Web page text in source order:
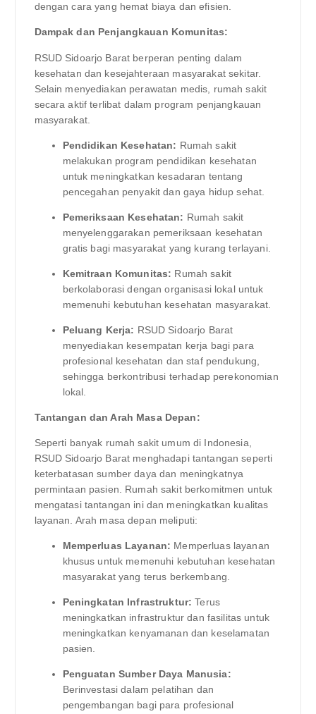
dengan cara yang hemat biaya dan efisien.
Dampak dan Penjangkauan Komunitas:
RSUD Sidoarjo Barat berperan penting dalam
kesehatan dan kesejahteraan masyarakat sekitar.
Selain menyediakan perawatan medis, rumah sakit
secara aktif terlibat dalam program penjangkauan
masyarakat.
Pendidikan Kesehatan: Rumah sakit
melakukan program pendidikan kesehatan
untuk meningkatkan kesadaran tentang
pencegahan penyakit dan gaya hidup sehat.
Pemeriksaan Kesehatan: Rumah sakit
menyelenggarakan pemeriksaan kesehatan
gratis bagi masyarakat yang kurang terlayani.
Kemitraan Komunitas: Rumah sakit
berkolaborasi dengan organisasi lokal untuk
memenuhi kebutuhan kesehatan masyarakat.
Peluang Kerja: RSUD Sidoarjo Barat
menyediakan kesempatan kerja bagi para
profesional kesehatan dan staf pendukung,
sehingga berkontribusi terhadap perekonomian
lokal.
Tantangan dan Arah Masa Depan:
Seperti banyak rumah sakit umum di Indonesia,
RSUD Sidoarjo Barat menghadapi tantangan seperti
keterbatasan sumber daya dan meningkatnya
permintaan pasien. Rumah sakit berkomitmen untuk
mengatasi tantangan ini dan meningkatkan kualitas
layanan. Arah masa depan meliputi:
Memperluas Layanan: Memperluas layanan
khusus untuk memenuhi kebutuhan kesehatan
masyarakat yang terus berkembang.
Peningkatan Infrastruktur: Terus
meningkatkan infrastruktur dan fasilitas untuk
meningkatkan kenyamanan dan keselamatan
pasien.
Penguatan Sumber Daya Manusia:
Berinvestasi dalam pelatihan dan
pengembangan bagi para profesional